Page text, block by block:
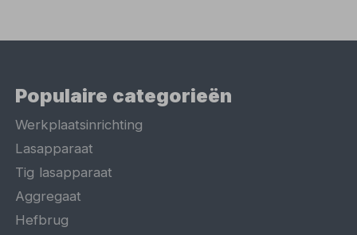
Populaire categorieën
Werkplaatsinrichting
Lasapparaat
Tig lasapparaat
Aggregaat
Hefbrug